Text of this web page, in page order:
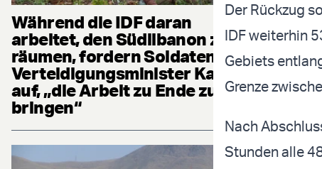
Während die IDF daran
arbeitet, den Südlibanon zu
räumen, fordern Soldaten
Verteidigungsminister Katz
auf, „die Arbeit zu Ende zu
bringen“
Der Rückzug
IDF weiterhin
Gebiets
Grenze
Nach
Stunden alle